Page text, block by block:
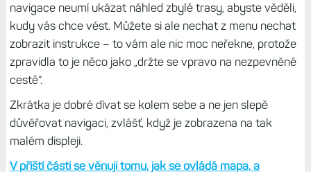
navigace neumí ukázat náhled zbylé trasy, abyste věděli,
kudy vás chce vést. Můžete si ale nechat z menu nechat
zobrazit instrukce – to vám ale nic moc neřekne, protože
zpravidla to je něco jako „držte se vpravo na nezpevněné
cestě“.
Zkrátka je dobré dívat se kolem sebe a ne jen slepě
důvěřovat navigaci, zvlášť, když je zobrazena na tak
malém displeji.
V příští části se věnuji tomu, jak se ovládá mapa, a